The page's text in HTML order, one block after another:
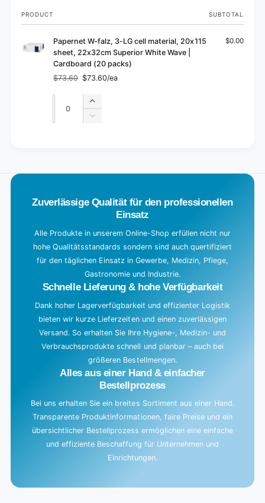
Your
cart
PRODUCT SUBTOTAL
Papernet W-falz, 3-LG cell material, 20x115
sheet, 22x32cm Superior White Wave |
Cardboard (20 packs)
Regular
price
$73.60
Sale
price
$73.60/ea
$0.00
Quantity
Increase
quantity
Decrease
a
Zuverlässige Qualität für den professionellen
Einsatz
Alle Produkte in unserem Online-Shop erfüllen nicht nur
hohe Qualitätsstandards sondern sind auch quertifiziert
für den täglichen Einsatz in Gewerbe, Medizin, Pflege,
Gastronomie und Industrie.
Schnelle Lieferung & hohe Verfügbarkeit
Dank hoher Lagerverfügbarkeit und effizienter Logistik
bieten wir kurze Lieferzeiten und einen zuverlässigen
Versand. So erhalten Sie Ihre Hygiene-, Medizin- und
Verbrauchsprodukte schnell und planbar – auch bei
größeren Bestellmengen.
Alles aus einer Hand & einfacher
Bestellprozess
Bei uns erhalten Sie ein breites Sortiment aus einer Hand.
Transparente Produktinformationen, faire Preise und ein
übersichtlicher Bestellprozess ermöglichen eine einfache
und effiziente Beschaffung für Unternehmen und
Einrichtungen.